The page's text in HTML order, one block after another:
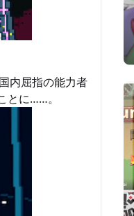
内屈指の能力者
とに……。